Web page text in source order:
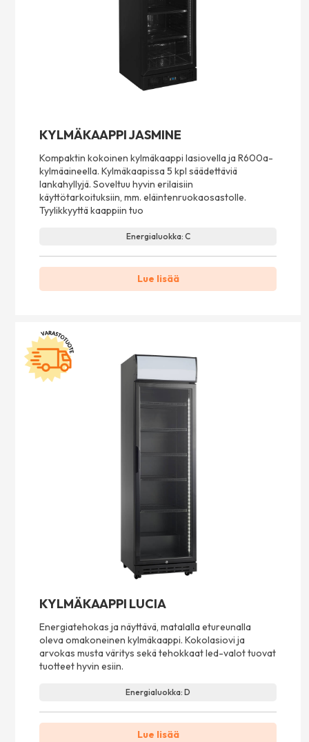
KYLMÄKAAPPI JASMINE
Kompaktin kokoinen kylmäkaappi lasiovella ja R600a-
kylmäaineella. Kylmäkaapissa 5 kpl säädettäviä
lankahyllyjä. Soveltuu hyvin erilaisiin
käyttötarkoituksiin, mm. eläintenruokaosastolle.
Tyylikkyyttä kaappiin tuo
Energialuokka: C
Lue lisää
KYLMÄKAAPPI LUCIA
Energiatehokas ja näyttävä, matalalla etureunalla
oleva omakoneinen kylmäkaappi. Kokolasiovi ja
arvokas musta väritys sekä tehokkaat led-valot tuovat
tuotteet hyvin esiin.
Energialuokka: D
Lue lisää